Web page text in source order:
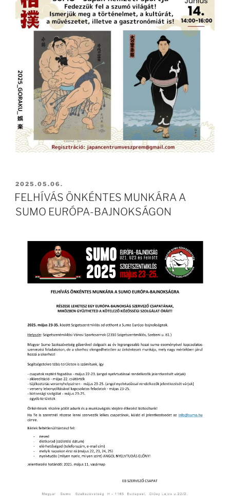
BEKÜLDVE:
2025.05.06.
FELHÍVÁS ÖNKÉNTES MUNKÁRA A
SUMO EURÓPA-BAJNOKSÁGON